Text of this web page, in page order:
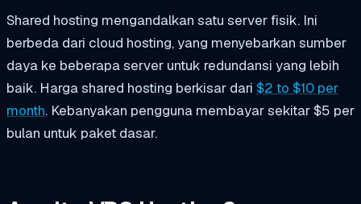
Shared hosting mengandalkan satu server fisik. Ini
berbeda dari cloud hosting, yang menyebarkan sumber
daya ke beberapa server untuk redundansi yang lebih
baik. Harga shared hosting berkisar dari $2 to $10 per
month. Kebanyakan pengguna membayar sekitar $5 per
bulan untuk paket dasar.